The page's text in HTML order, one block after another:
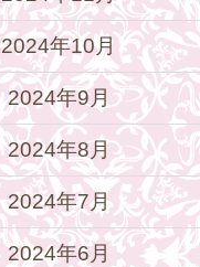
2024年10月
2024年9月
2024年8月
2024年7月
2024年6月